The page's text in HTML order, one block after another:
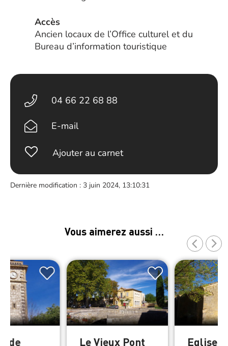
Accès
Ancien locaux de l’Office culturel et du
Bureau d’information touristique
04 66 22 68 88
E-mail
Ajouter au carnet
Dernière modification : 3 juin 2024, 13:10:31
Vous aimerez aussi …
de Le Vieux Pont Eglise